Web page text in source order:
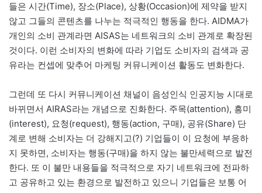
들은 시간(Time), 장소(Place), 상황(Occasion)에 제약을 받지
않고 그들의 콘텐츠를 나누는 적극적인 행동을 한다. AIDMA가
개인의 소비 관계라면 AISAS는 네트워크의 소비 관계로 확장된
것이다. 이런 소비자의 변화에 따라 기업도 소비자의 검색과 공
유라는 컨셉에 맞추어 마케팅 커뮤니케이션 활동도 변화한다.
그런데 또 다시 커뮤니케이션 채널이 음성인식 인공지능 시대로
바뀌면서 AIRAS라는 개념으로 진화한다. 주목(attention), 흥미
(interest), 요청(request), 행동(action, 구매), 공유(Share) 단
계로 변해 소비자는 더 강해지고(?) 기업들이 이 요청에 부응하
지 못하면, 소비자는 행동(구매)을 하지 않는 불만세력으로 발전
한다. 또 이 불만 내용들을 적극적으로 자기 네트워크에 전파하
고 공유하고 있는 환경으로 발전하고 있으니 기업들은 보통 어